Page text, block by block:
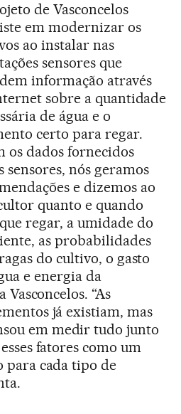
de Vasconcelos
em modernizar os
ao instalar nas
sensores que
informação através
sobre a quantidade
de água e o
certo para regar.
os dados fornecidos
sensores, nós geramos
e dizemos ao
quanto e quando
regar, a umidade do
as probabilidades
do cultivo, o gasto
e energia da
Vasconcelos. “As
já existiam, mas
em medir tudo junto
fatores como um
para cada tipo de